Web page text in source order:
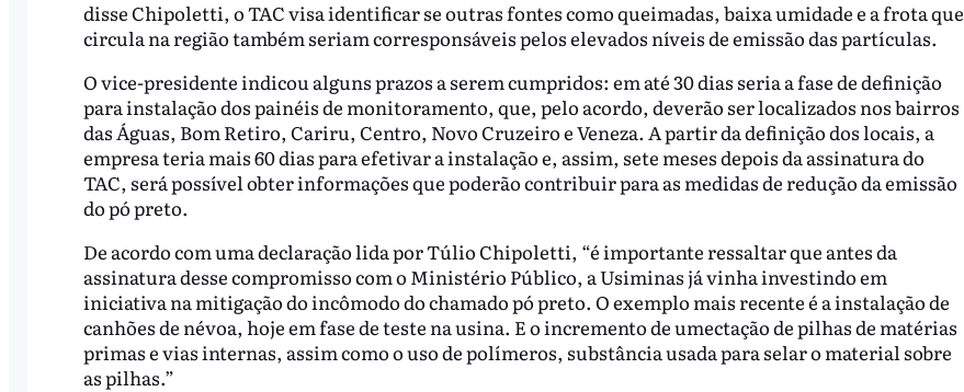
disse Chipoletti, o TAC visa identificar se outras fontes como queimadas, baixa umidade e a frota que
circula na região também seriam corresponsáveis pelos elevados níveis de emissão das partículas.
O vice-presidente indicou alguns prazos a serem cumpridos: em até 30 dias seria a fase de definição
para instalação dos painéis de monitoramento, que, pelo acordo, deverão ser localizados nos bairros
das Águas, Bom Retiro, Cariru, Centro, Novo Cruzeiro e Veneza. A partir da definição dos locais, a
empresa teria mais 60 dias para efetivar a instalação e, assim, sete meses depois da assinatura do
TAC, será possível obter informações que poderão contribuir para as medidas de redução da emissão
do pó preto.
De acordo com uma declaração lida por Túlio Chipoletti, “é importante ressaltar que antes da
assinatura desse compromisso com o Ministério Público, a Usiminas já vinha investindo em
iniciativa na mitigação do incômodo do chamado pó preto. O exemplo mais recente é a instalação de
canhões de névoa, hoje em fase de teste na usina. E o incremento de umectação de pilhas de matérias
primas e vias internas, assim como o uso de polímeros, substância usada para selar o material sobre
as pilhas.”